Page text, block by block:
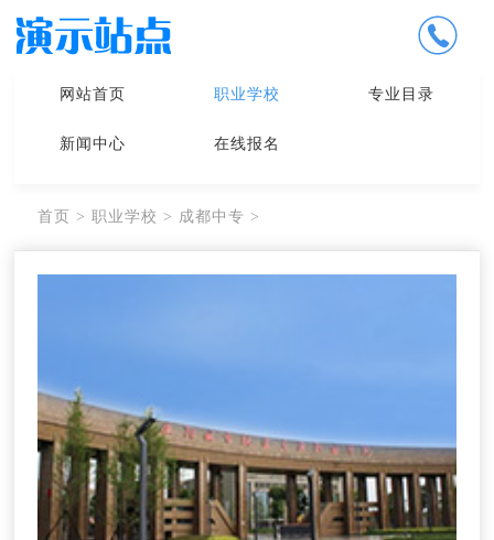
网站首页 职业学校 专业目录
新闻中心 在线报名
首页 >职业学校 > 成都中专 >